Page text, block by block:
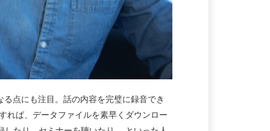
点にも注目。話の内容を完璧に録音でき
れば、データファイルを素早くダウンロー